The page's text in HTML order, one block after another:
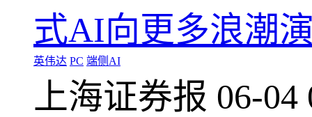
式AI向更多浪潮
英伟达 PC 端侧AI
上海证券报 06-04